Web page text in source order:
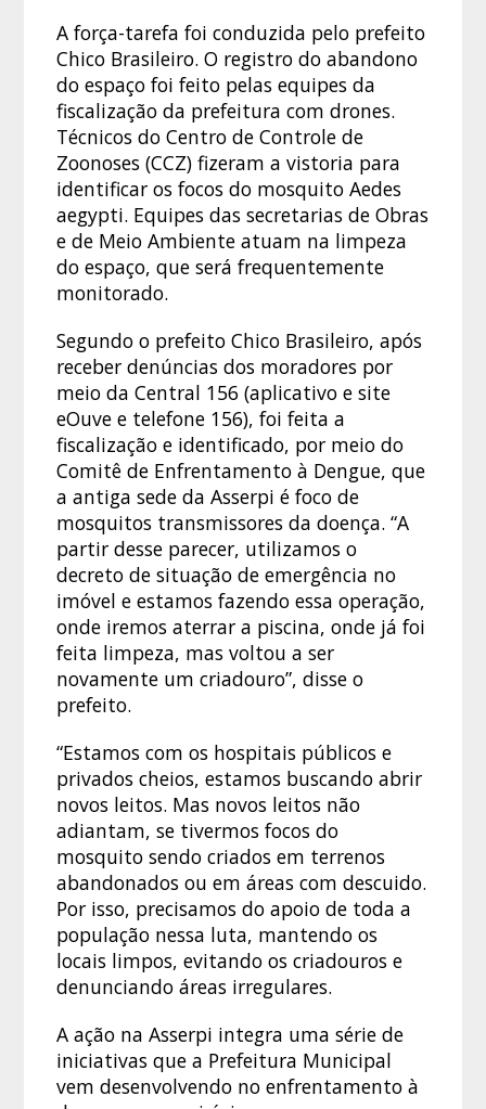
A força-tarefa foi conduzida pelo prefeito
Chico Brasileiro. O registro do abandono
do espaço foi feito pelas equipes da
fiscalização da prefeitura com drones.
Técnicos do Centro de Controle de
Zoonoses (CCZ) fizeram a vistoria para
identificar os focos do mosquito Aedes
aegypti. Equipes das secretarias de Obras
e de Meio Ambiente atuam na limpeza
do espaço, que será frequentemente
monitorado.
Segundo o prefeito Chico Brasileiro, após
receber denúncias dos moradores por
meio da Central 156 (aplicativo e site
eOuve e telefone 156), foi feita a
fiscalização e identificado, por meio do
Comitê de Enfrentamento à Dengue, que
a antiga sede da Asserpi é foco de
mosquitos transmissores da doença. “A
partir desse parecer, utilizamos o
decreto de situação de emergência no
imóvel e estamos fazendo essa operação,
onde iremos aterrar a piscina, onde já foi
feita limpeza, mas voltou a ser
novamente um criadouro”, disse o
prefeito.
“Estamos com os hospitais públicos e
privados cheios, estamos buscando abrir
novos leitos. Mas novos leitos não
adiantam, se tivermos focos do
mosquito sendo criados em terrenos
abandonados ou em áreas com descuido.
Por isso, precisamos do apoio de toda a
população nessa luta, mantendo os
locais limpos, evitando os criadouros e
denunciando áreas irregulares.
A ação na Asserpi integra uma série de
iniciativas que a Prefeitura Municipal
vem desenvolvendo no enfrentamento à